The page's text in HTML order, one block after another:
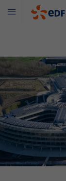
Menu